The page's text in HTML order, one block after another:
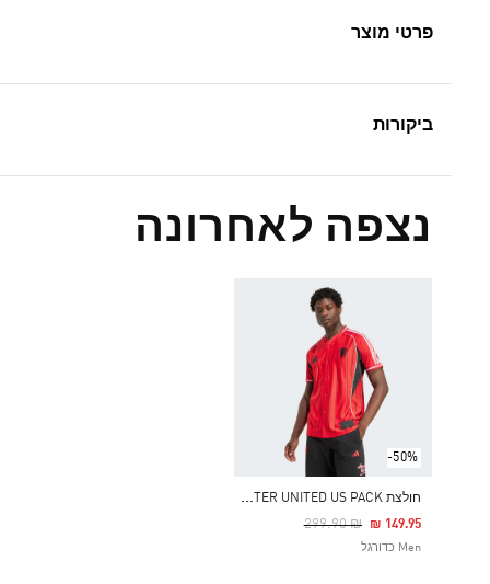
פרטי מוצר
ביקורות
נצפה לאחרונה
-50%
ח
ולצת MANCHESTER UNITED US PACK
Price Reduced From
₪ 299.90
To ₪ 149.95
Men כדורגל